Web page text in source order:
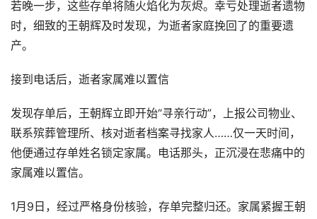
若晚一步，这些存单将随火焰化为灰烬。幸亏处理逝者遗物
时，细致的王朝辉及时发现，为逝者家庭挽回了的重要遗
产。
接到电话后，逝者家属难以置信
发现存单后，王朝辉立即开始“寻亲行动”，上报公司物业、
联系殡葬管理所、核对逝者档案寻找家人……仅一天时间，
他便通过存单姓名锁定家属。电话那头，正沉浸在悲痛中的
家属难以置信。
1月9日，经过严格身份核验，存单完整归还。家属紧握王朝